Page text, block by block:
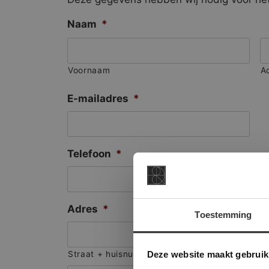
Toestemming
Deze website maakt
Naam *
Voornaam
E-mailadres *
Telefoon *
Adres *
Straat + huisnummer
Deze
onze